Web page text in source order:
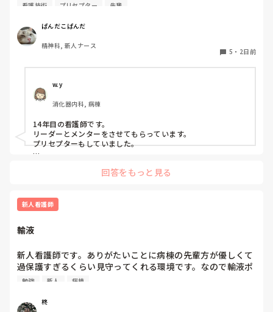
4月に入職してまだ少ししか経っていないのですが、プリセ
プターを変えたいと考えています。ただ、同じ病棟の先輩で
もあるため、なかなか相談することができません。
私はもともと人見知りで、自分から悩みや相談事を人に話す
ことが苦手なタイプです。
プリセプターを変えたいと思った理由は、プリセプターとの
入職してすぐのオリエンテーションや研修でプリセプター制
度について説明は受けていましたが、他病棟の同期はすでに
がプリセプターなのか知りませんでした。知ったきっかけ
接伝えてもらえなかったこともあり、その頃からずっと距離
を感じています。
また、人見知りな性格もあって、研修で学んだ看護技術を練
思ってしまい、なかなか声をかけることができません。その
点については、自分自身でも改善しなければいけないと思っ
ています。
一方で、プリセプターは放任主義なのか、研修内容や看護技
看護技術 プリセプター 先輩
ぱんだこぱんだ
精神科, 新人ナース
5 ・ 2日前
w.y
消化器内科, 病棟
14年目の看護師です。
リーダーとメンターをさせてもらっています。
プリセプターもしていました。
のことを聞いたりしています。
プリセプターの役割は、パンダコパンダさんのイメージどおり
です。ただ、勤務的にプリセプターと同じ日をしょっちゅう作
すが、みんなで１年生を教えるみたいなかんじです。
ターを窓口にしている感じです。
プリセプターが自分の役割を分かっていないのか、自分がプリ
セプターになっていること自体分かっていないのかもしれませ
先輩に話しかけずらいのは良く分かりますが、自分がプリセプ
ティーになっていること挨拶にいきましたか？
回答をもっと見る
新人看護師
輸液
新人看護師です。ありがたいことに病棟の先輩方が優しくて
過保護すぎるくらい見守ってくれる環境です。なので輸液ポ
ンプも最近になってするようになりました。500mlを8時間
ーするためにロックをしてシャワー後に再開する場合の輸液
勉強 新人 病棟
柊